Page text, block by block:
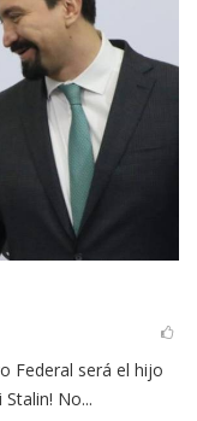
Federal será el hijo
No...